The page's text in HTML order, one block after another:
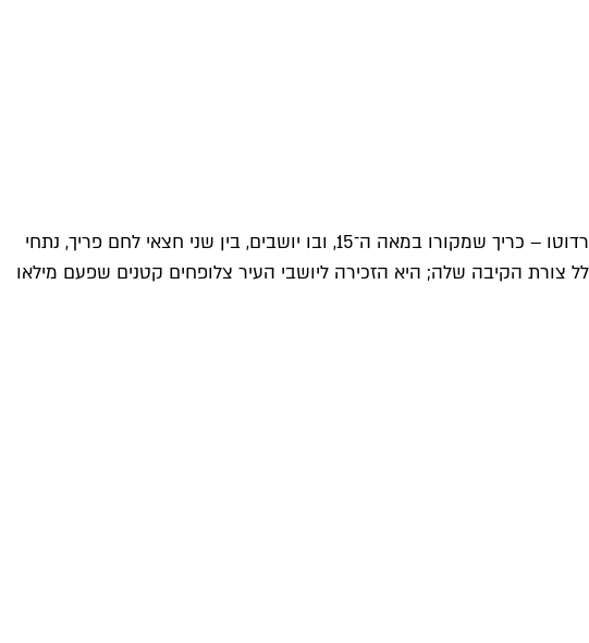
בזמן שעשירי פירנצה אוכלים את הביסטקה, שמגיע מהנתחים המובחרים והיקרים של הפרה, העניים מתענגים על למפרדוטו – כריך שמקורו במאה ה־15, ובו יושבים, בין שני חצאי לחם פריך, נתחי
הקיבה שלה; היא הזכירה ליושבי העיר צלופחים קטנים שפעם מילאו